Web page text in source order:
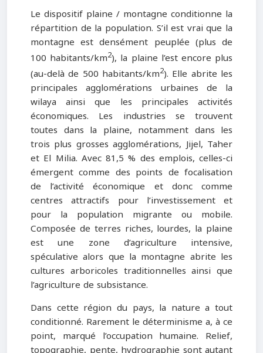
Le dispositif plaine / montagne conditionne la
répartition de la population. S’il est vrai que la
montagne est densément peuplée (plus de
100 habitants/km2), la plaine l’est encore plus
(au-delà de 500 habitants/km2). Elle abrite les
principales agglomérations urbaines de la
wilaya ainsi que les principales activités
économiques. Les industries se trouvent
toutes dans la plaine, notamment dans les
trois plus grosses agglomérations, Jijel, Taher
et El Milia. Avec 81,5 % des emplois, celles-ci
émergent comme des points de focalisation
de l’activité économique et donc comme
centres attractifs pour l’investissement et
pour la population migrante ou mobile.
Composée de terres riches, lourdes, la plaine
est une zone d’agriculture intensive,
spéculative alors que la montagne abrite les
cultures arboricoles traditionnelles ainsi que
l’agriculture de subsistance.
Dans cette région du pays, la nature a tout
conditionné. Rarement le déterminisme a, à ce
point, marqué l’occupation humaine. Relief,